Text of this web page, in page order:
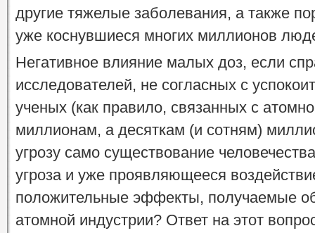
другие тяжелые заболевания, а также
уже коснувшиеся многих миллионов
Негативное влияние малых доз, если
исследователей, не согласных с
ученых (как правило, связанных с
миллионам, а десяткам (и сотням)
угрозу само существование
угроза и уже проявляющееся
положительные эффекты, получаемые
атомной индустрии? Ответ на этот